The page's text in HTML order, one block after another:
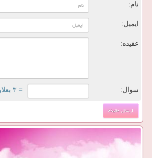
نام:
ایمیل:
عقیده:
سوال: = ۳ بعلاوه ۱